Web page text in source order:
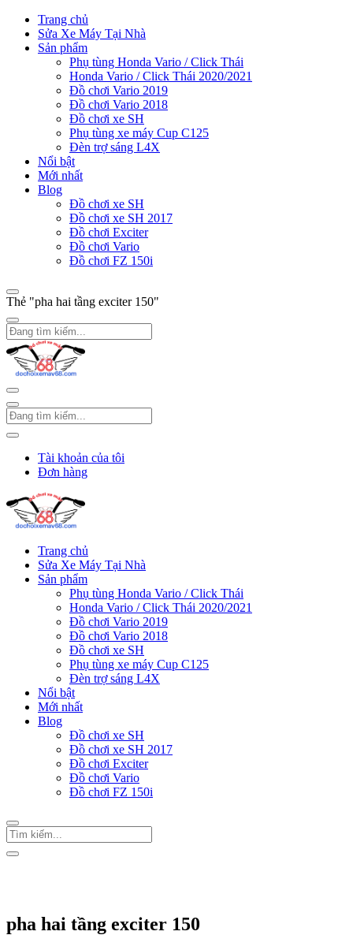
Trang chủ
Sửa Xe Máy Tại Nhà
Sản phẩm
Phụ tùng Honda Vario / Click Thái
Honda Vario / Click Thái 2020/2021
Đồ chơi Vario 2019
Đồ chơi Vario 2018
Đồ chơi xe SH
Phụ tùng xe máy Cup C125
Đèn trợ sáng L4X
Nổi bật
Mới nhất
Blog
Đồ chơi xe SH
Đồ chơi xe SH 2017
Đồ chơi Exciter
Đồ chơi Vario
Đồ chơi FZ 150i
Thẻ "pha hai tầng exciter 150"
Tài khoản của tôi
Đơn hàng
Trang chủ
Sửa Xe Máy Tại Nhà
Sản phẩm
Phụ tùng Honda Vario / Click Thái
Honda Vario / Click Thái 2020/2021
Đồ chơi Vario 2019
Đồ chơi Vario 2018
Đồ chơi xe SH
Phụ tùng xe máy Cup C125
Đèn trợ sáng L4X
Nổi bật
Mới nhất
Blog
Đồ chơi xe SH
Đồ chơi xe SH 2017
Đồ chơi Exciter
Đồ chơi Vario
Đồ chơi FZ 150i
pha hai tầng exciter 150